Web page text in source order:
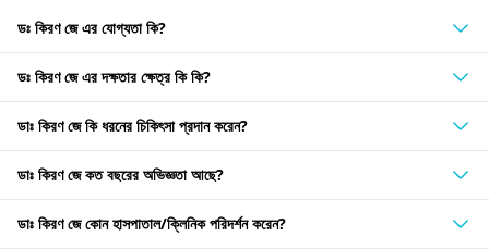
ডঃ কিরণ জে এর যোগ্যতা কি?
ডঃ কিরণ জে এর দক্ষতার ক্ষেত্র কি কি?
ডাঃ কিরণ জে কি ধরনের চিকিৎসা প্রদান করেন?
ডাঃ কিরণ জে কত বছরের অভিজ্ঞতা আছে?
ডাঃ কিরণ জে কোন হাসপাতাল/ক্লিনিক পরিদর্শন করেন?